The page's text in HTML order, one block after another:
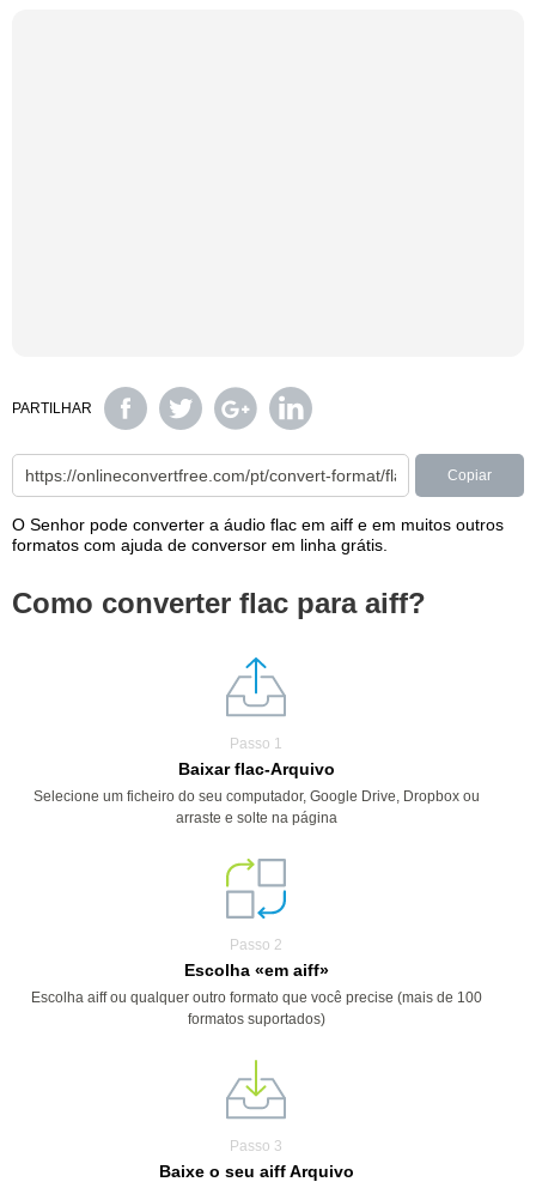
PARTILHAR
Copiar
O Senhor pode converter a áudio flac em aiff e em muitos outros
formatos com ajuda de conversor em linha grátis.
Como converter flac para aiff?
Passo 1
Baixar flac-Arquivo
Selecione um ficheiro do seu computador, Google Drive, Dropbox ou
arraste e solte na página
Passo 2
Escolha «em aiff»
Escolha aiff ou qualquer outro formato que você precise (mais de 100
formatos suportados)
Passo 3
Baixe o seu aiff Arquivo